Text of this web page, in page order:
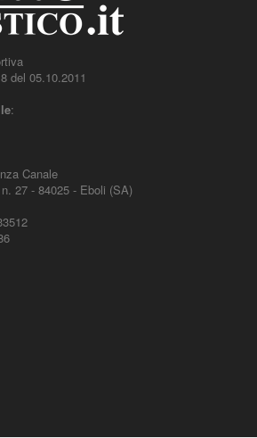
del 05.10.2011
:
Canale
27 - 84025 - Eboli (SA)